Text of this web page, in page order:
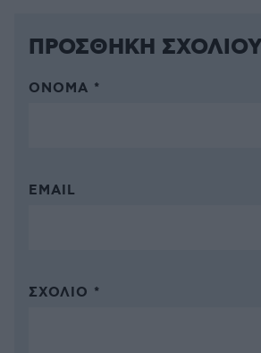
ΠΡΟΣΘΗΚΗ ΣΧΟΛΙΟΥ
ΌΝΟΜΑ *
EMAIL
ΣΧΌΛΙΟ *